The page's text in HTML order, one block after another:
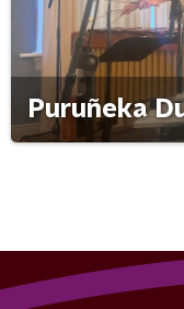
Puruñeka